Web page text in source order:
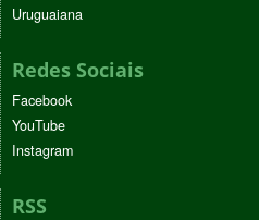
Uruguaiana
Redes Sociais
Facebook
YouTube
Instagram
RSS